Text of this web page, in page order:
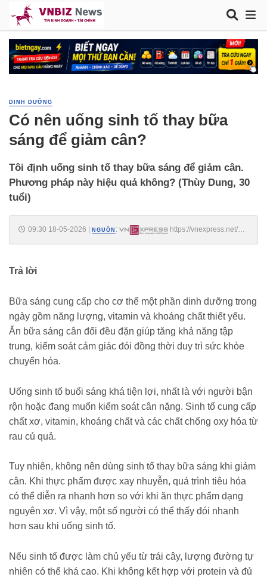
DINH DƯỠNG
Có nên uống sinh tố thay bữa
sáng để giảm cân?
Tôi định uống sinh tố thay bữa sáng để giảm cân.
Phương pháp này hiệu quả không? (Thùy Dung, 30
tuổi)
09:30 18-05-2026 NGUỒN :
https://vnexpress.net/co-
Trả lời
Bữa sáng cung cấp cho cơ thể một phần dinh dưỡng trong
ngày gồm năng lượng, vitamin và khoáng chất thiết yếu.
Ăn bữa sáng cân đối đều đặn giúp tăng khả năng tập
trung, kiểm soát cảm giác đói đồng thời duy trì sức khỏe
chuyển hóa.
Uống sinh tố buổi sáng khá tiện lợi, nhất là với người bận
rộn hoặc đang muốn kiểm soát cân nặng. Sinh tố cung cấp
chất xơ, vitamin, khoáng chất và các chất chống oxy hóa từ
rau củ quả.
Tuy nhiên, không nên dùng sinh tố thay bữa sáng khi giảm
cân. Khi thực phẩm được xay nhuyễn, quá trình tiêu hóa
có thể diễn ra nhanh hơn so với khi ăn thực phẩm dạng
nguyên xơ. Vì vậy, một số người có thể thấy đói nhanh
hơn sau khi uống sinh tố.
Nếu sinh tố được làm chủ yếu từ trái cây, lượng đường tự
nhiên có thể khá cao. Khi không kết hợp với protein và đủ